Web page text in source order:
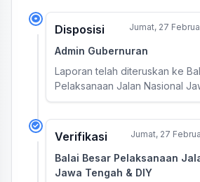
Disposisi Jumat, 27
Admin Gubernuran
Laporan telah diteruskan ke
Pelaksanaan Jalan Nasional
Verifikasi Jumat, 27
Balai Besar Pelaksanaan
Jawa Tengah & DIY